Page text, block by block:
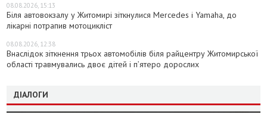
08.08.2026, 15:13
Біля автовокзалу у Житомирі зіткнулися Mercedes і Yamaha, до
лікарні потрапив мотоцикліст
08.08.2026, 12:38
Внаслідок зіткнення трьох автомобілів біля райцентру Житомирської
області травмувались двоє дітей і пʼятеро дорослих
ДІАЛОГИ